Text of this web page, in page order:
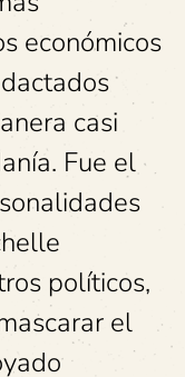
económicos
casi
Fue el
políticos,
el